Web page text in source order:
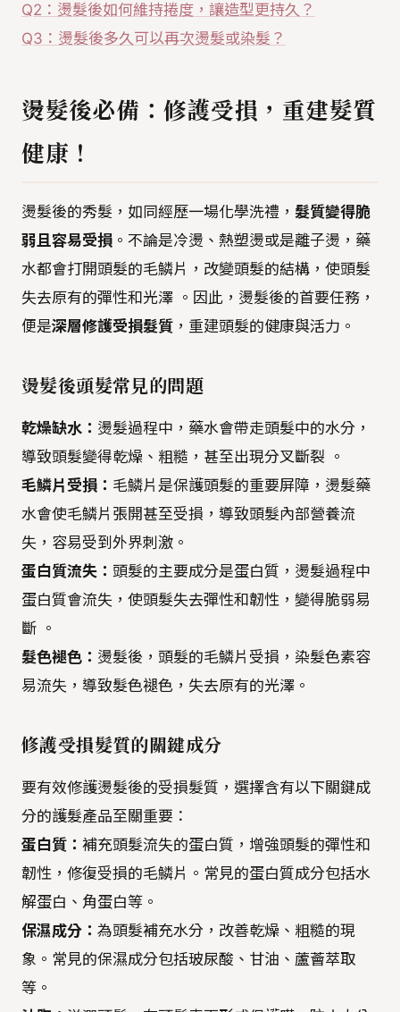
Q2：燙髮後如何維持捲度，讓造型更持久？
Q3：燙髮後多久可以再次燙髮或染髮？
燙髮後必備：修護受損，重建髮質
健康！
燙髮後的秀髮，如同經歷一場化學洗禮， 髮質變得脆
弱且容易受損 。不論是冷燙、熱塑燙或是離子燙，藥
水都會打開頭髮的毛鱗片，改變頭髮的結構，使頭髮
失去原有的彈性和光澤 。因此，燙髮後的首要任務，
便是深層修護受損髮質 ，重建頭髮的健康與活力。
燙髮後頭髮常見的問題
乾燥缺水： 燙髮過程中，藥水會帶走頭髮中的水分，
導致頭髮變得乾燥、粗糙，甚至出現分叉斷裂 。
毛鱗片受損： 毛鱗片是保護頭髮的重要屏障，燙髮藥
水會使毛鱗片張開甚至受損，導致頭髮內部營養流
失，容易受到外界刺激。
蛋白質流失： 頭髮的主要成分是蛋白質，燙髮過程中
蛋白質會流失，使頭髮失去彈性和韌性，變得脆弱易
斷 。
髮色褪色： 燙髮後，頭髮的毛鱗片受損，染髮色素容
易流失，導致髮色褪色，失去原有的光澤。
修護受損髮質的關鍵成分
要有效修護燙髮後的受損髮質，選擇含有以下關鍵成
分的護髮產品至關重要：
蛋白質： 補充頭髮流失的蛋白質，增強頭髮的彈性和
韌性，修復受損的毛鱗片。常見的蛋白質成分包括水
解蛋白、角蛋白等。
保濕成分： 為頭髮補充水分，改善乾燥、粗糙的現
象。常見的保濕成分包括玻尿酸、甘油、蘆薈萃取
等。